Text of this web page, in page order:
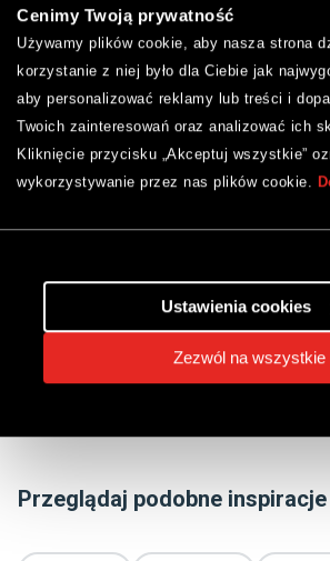
Cenimy Twoją prywatność
Używamy plików cookie, aby nasza strona
korzystanie z niej było dla Ciebie jak
aby personalizować reklamy lub treści i
Twoich zainteresowań oraz analizować ich
Kliknięcie przycisku „Akceptuj wszystkie”
wykorzystywanie przez nas plików cookie.
Zezwól na wszystkie
Ustawienia cookies
Przeglądaj podobne inspiracje